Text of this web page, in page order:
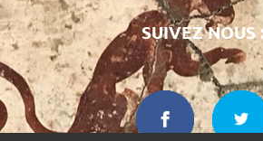
SUIVEZ NOUS :